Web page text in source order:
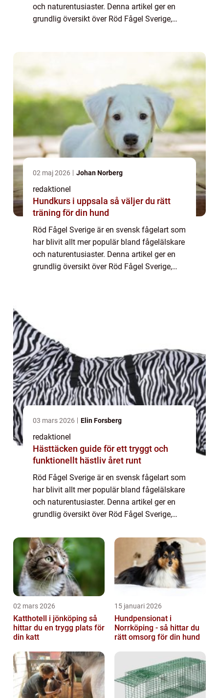
och naturentusiaster. Denna artikel ger en
grundlig översikt över Röd Fågel Sverige,
02 maj 2026 Johan Norberg
redaktionel
Hundkurs i uppsala så väljer du rätt
träning för din hund
Röd Fågel Sverige är en svensk fågelart som
har blivit allt mer populär bland fågelälskare
och naturentusiaster. Denna artikel ger en
grundlig översikt över Röd Fågel Sverige,
03 mars 2026 Elin Forsberg
redaktionel
Hästtäcken guide för ett tryggt och
funktionellt hästliv året runt
Röd Fågel Sverige är en svensk fågelart som
har blivit allt mer populär bland fågelälskare
och naturentusiaster. Denna artikel ger en
grundlig översikt över Röd Fågel Sverige,
popularitet. Vi kommer också att titt...
02 mars 2026
Katthotell i jönköping så
hittar du en trygg plats för
din katt
15 januari 2026
Hundpensionat i
Norrköping - så hittar du
rätt omsorg för din hund